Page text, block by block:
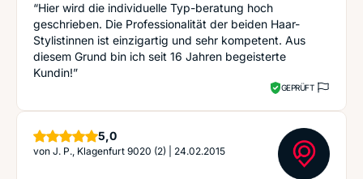
“Hier wird die individuelle Typ-beratung hoch
geschrieben. Die Professionalität der beiden Haar-
Stylistinnen ist einzigartig und sehr kompetent. Aus
diesem Grund bin ich seit 16 Jahren begeisterte
Kundin!”
GEPRÜFT
5,0Sterne
von J. P., Klagenfurt 9020 (2) 24.02.2015